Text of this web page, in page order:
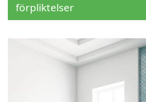
förpliktelser